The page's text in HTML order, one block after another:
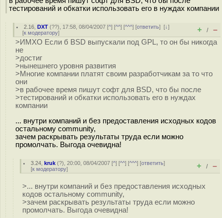
тестирований и обкатки использовать его в нуждах компании
2.16 ,DXT (??), 17:58, 08/04/2007 [^] [^^] [^^^] [ответить][↓]
[к модератору] + / –
>ИМХО Если б BSD выпускали под GPL, то он бы никогда
не
>достиг
>нынешнего уровня развития
>Многие компании платят своим разработчикам за то что
они
>в рабочее время пишут софт для BSD, что бы после
>тестирований и обкатки использовать его в нуждах
компании
... внутри компаний и без предоставления исходных кодов
остальному community,
зачем раскрывать результаты труда если можно
промолчать. Выгода очевидна!
3.24 ,kruk (?), 20:00, 08/04/2007 [^] [^^] [^^^] [ответить]
[к модератору] + / –
>... внутри компаний и без предоставления исходных
кодов остальному community,
>зачем раскрывать результаты труда если можно
промолчать. Выгода очевидна!